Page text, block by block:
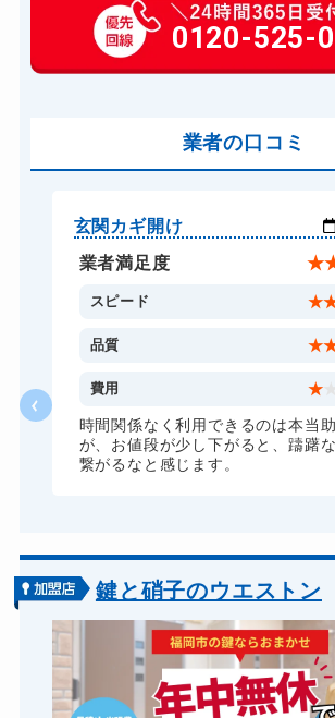
玄関カギ開け
玄関カギ修理
バイクカギ開け
バイクカギ作成
スーツケースカギ開け
スーツケースカギ作成
金庫カギ交換
ドアノブカギ作成
ドアノブカギ交換
0120-525-
業者の口コミ
玄関カギ開け
業者満足度 ★
スピード ★
品質 ★
費用 ★
時間関係なく利用できるのは本当
が、お値段が少し下がると、躊躇
繋がるなと感じます。
鍵と硝子のウエストン